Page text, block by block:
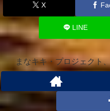
X
LINE
まなキキ・プロジェクト